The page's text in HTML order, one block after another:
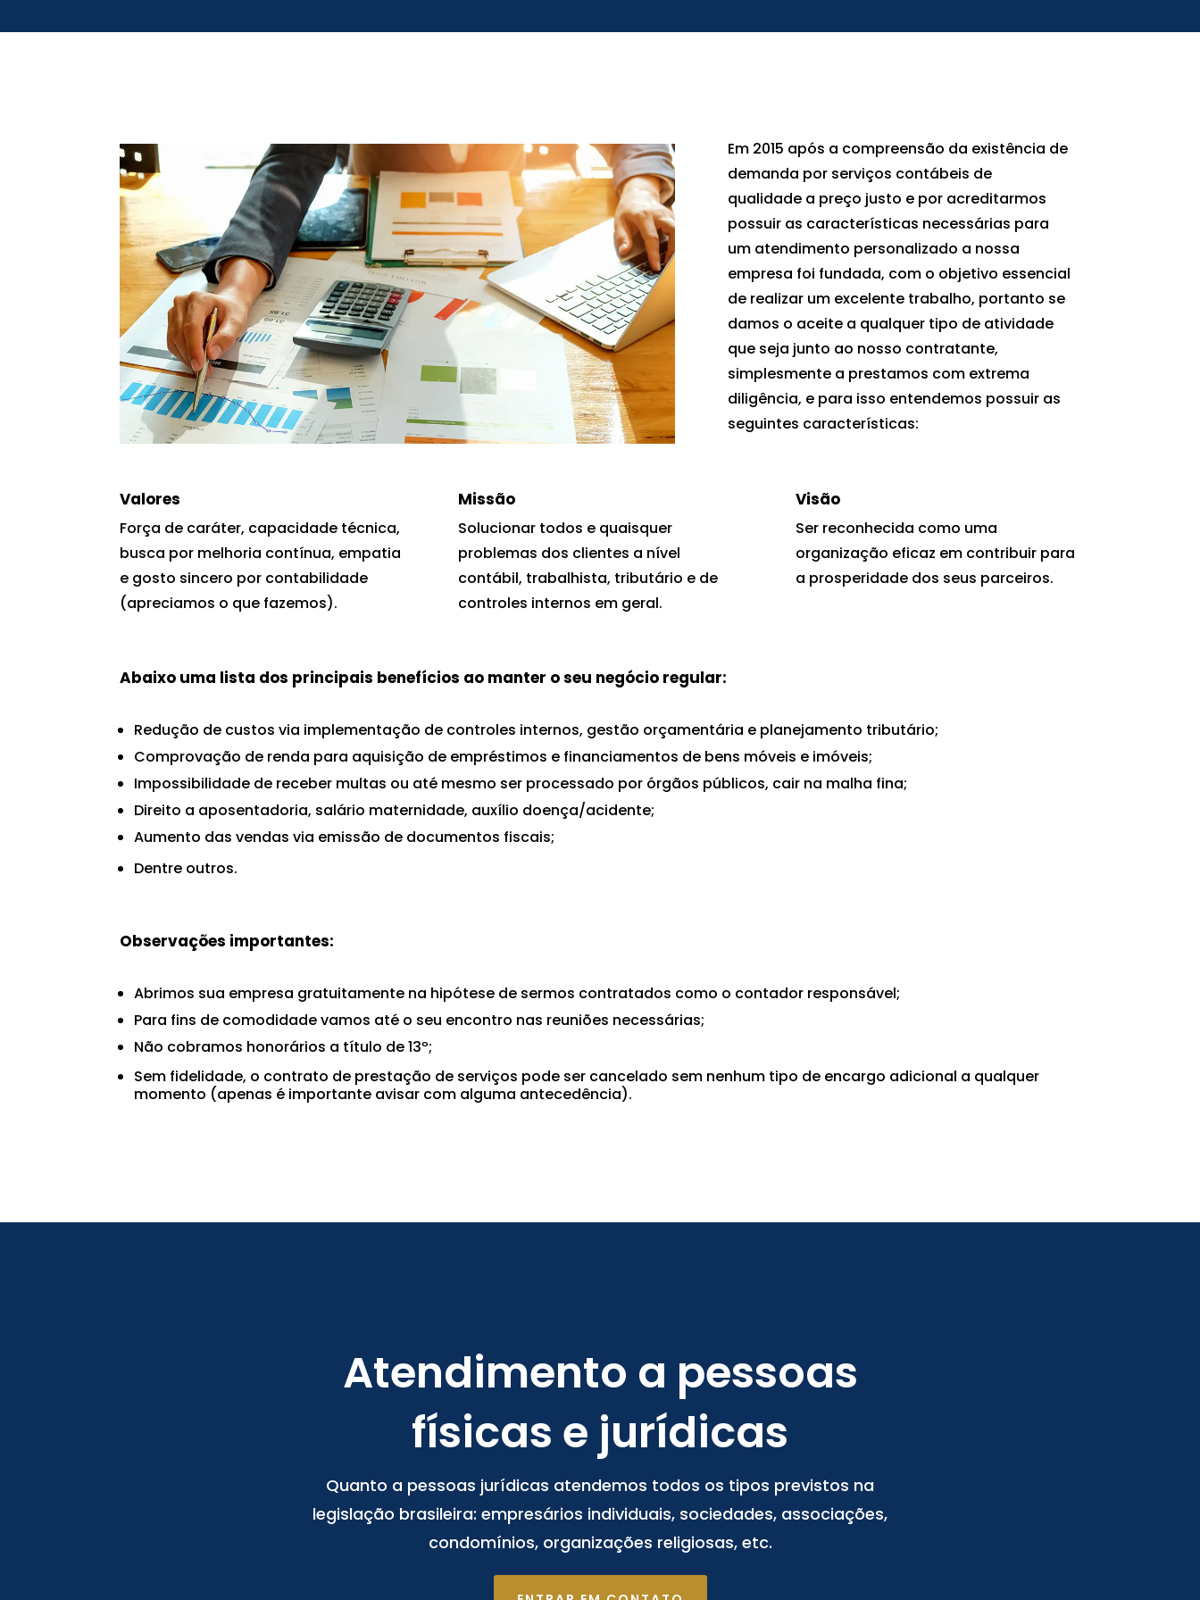
Em 2015 após a compreensão da existência de
demanda por serviços contábeis de
qualidade a preço justo e por acreditarmos
possuir as características necessárias para
um atendimento personalizado a nossa
empresa foi fundada, com o objetivo essencial
de realizar um excelente trabalho, portanto se
damos o aceite a qualquer tipo de atividade
que seja junto ao nosso contratante,
simplesmente a prestamos com extrema
diligência, e para isso entendemos possuir as
seguintes características:
Valores
Força de caráter, capacidade técnica,
busca por melhoria contínua, empatia
e gosto sincero por contabilidade
(apreciamos o que fazemos).
Missão
Solucionar todos e quaisquer
problemas dos clientes a nível
contábil, trabalhista, tributário e de
controles internos em geral.
Visão
Ser reconhecida como uma
organização eficaz em contribuir para
a prosperidade dos seus parceiros.
Abaixo uma lista dos principais benefícios ao manter o seu negócio regular:
Redução de custos via implementação de controles internos, gestão orçamentária e planejamento tributário;
Comprovação de renda para aquisição de empréstimos e financiamentos de bens móveis e imóveis;
Impossibilidade de receber multas ou até mesmo ser processado por órgãos públicos, cair na malha fina;
Direito a aposentadoria, salário maternidade, auxílio doença/acidente;
Aumento das vendas via emissão de documentos fiscais;
Dentre outros.
Observações importantes:
Abrimos sua empresa gratuitamente na hipótese de sermos contratados como o contador responsável;
Para fins de comodidade vamos até o seu encontro nas reuniões necessárias;
Não cobramos honorários a título de 13º;
Sem fidelidade, o contrato de prestação de serviços pode ser cancelado sem nenhum tipo de encargo adicional a qualquer
momento (apenas é importante avisar com alguma antecedência).
Atendimento a pessoas
físicas e jurídicas
Quanto a pessoas jurídicas atendemos todos os tipos previstos na
legislação brasileira: empresários individuais, sociedades, associações,
condomínios, organizações religiosas, etc.